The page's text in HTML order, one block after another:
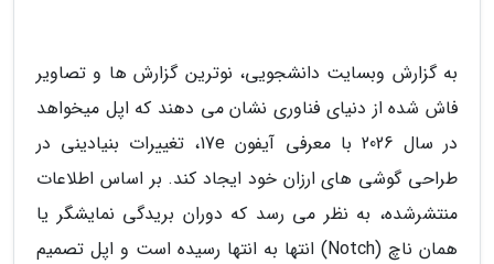
به گزارش وبسایت دانشجویی، نوترین گزارش ها و تصاویر
فاش شده از دنیای فناوری نشان می دهند که اپل میخواهد
در سال 2026 با معرفی آیفون 17e، تغییرات بنیادینی در
طراحی گوشی های ارزان خود ایجاد کند. بر اساس اطلاعات
منتشرشده، به نظر می رسد که دوران بریدگی نمایشگر یا
همان ناچ (Notch) انتها به انتها رسیده است و اپل تصمیم